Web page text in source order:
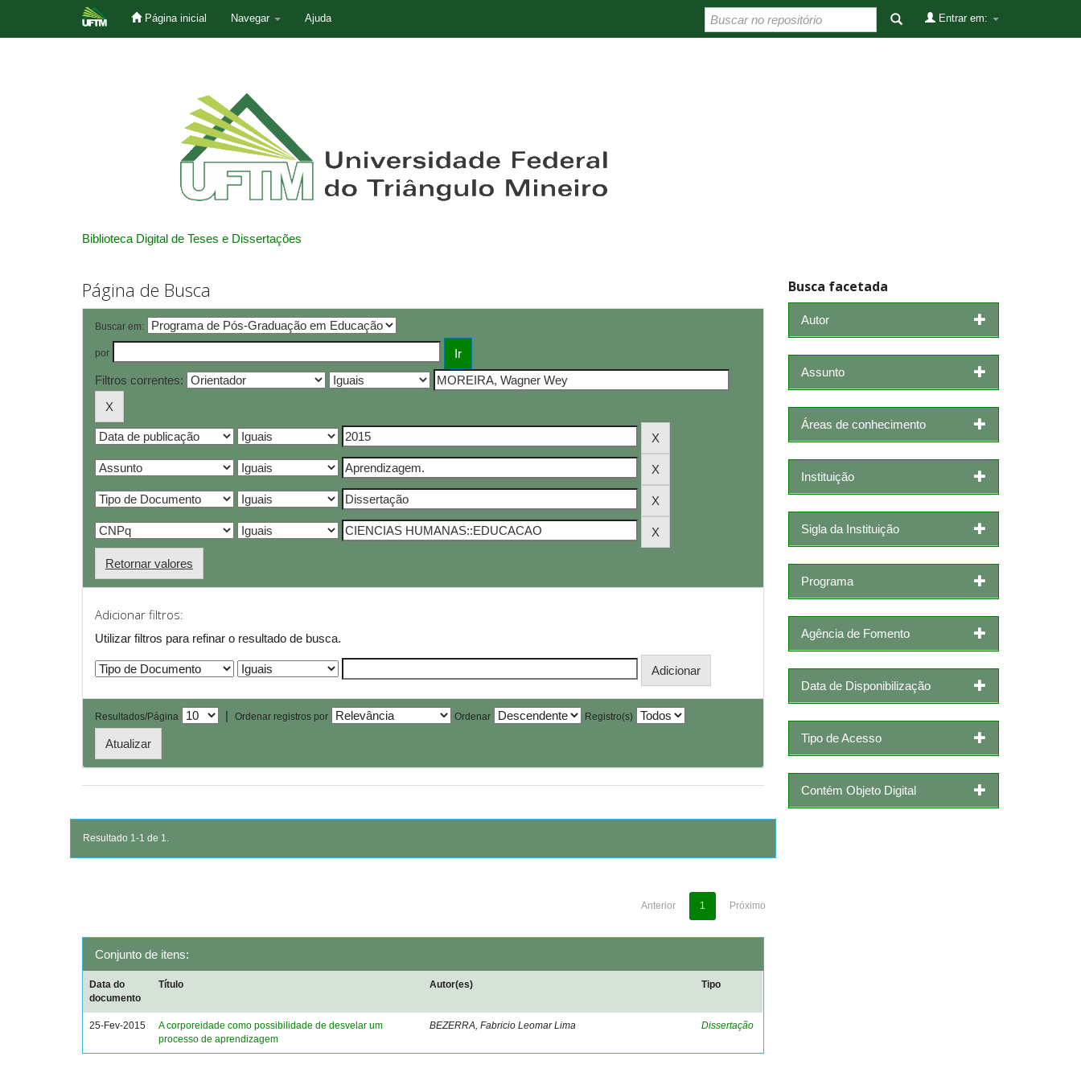
Página inicial Navegar Ajuda Entrar em:
Biblioteca Digital de Teses e Dissertações
Página de Busca
Buscar em:
por
Filtros correntes:
Retornar valores
Adicionar filtros:
Utilizar filtros para refinar o resultado de busca.
Resultados/Página | Ordenar registros por Ordenar Registro(s)
Resultado 1-1 de 1.
Anterior 1 Próximo
Conjunto de itens:
Data do
documento
Título Autor(es) Tipo
25-Fev-2015
A corporeidade como possibilidade de desvelar um
processo de aprendizagem
BEZERRA, Fabricio Leomar Lima Dissertação
Busca facetada
Autor
Assunto
Áreas de conhecimento
Instituição
Sigla da Instituição
Programa
Agência de Fomento
Data de Disponibilização
Tipo de Acesso
Contém Objeto Digital